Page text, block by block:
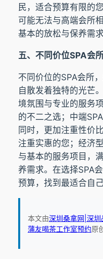
民，适合预算有限的
可能无法与高端会所
基本的放松与保养需求
五、不同价位SPA会
不同价位的SPA会所
自散发着独特的光芒
境氛围与专业的服务
的不二之选；中端
同时，更加注重性价
注重实惠的您；经济
与基本的服务项目，
养需求。在选择SPA
预算，找到最适合自
本文由深圳桑拿网|深圳
蒲友喝茶工作室预约原